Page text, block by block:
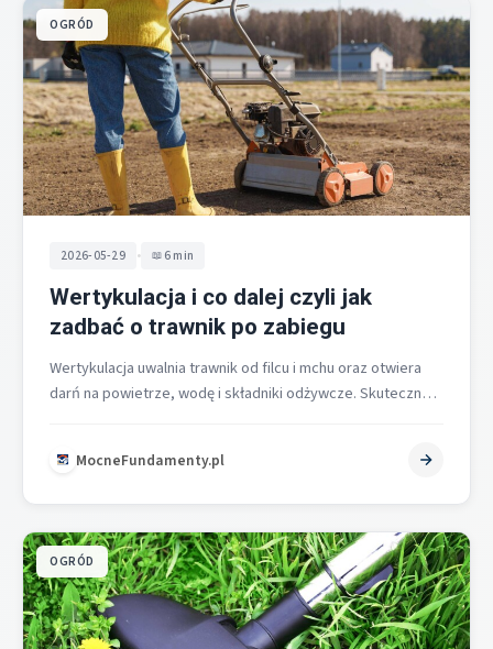
OGRÓD
2026-05-29 • 6 min
Wertykulacja i co dalej czyli jak
zadbać o trawnik po zabiegu
Wertykulacja uwalnia trawnik od filcu i mchu oraz otwiera
darń na powietrze, wodę i składniki odżywcze. Skuteczna
MocneFundamenty.pl
OGRÓD